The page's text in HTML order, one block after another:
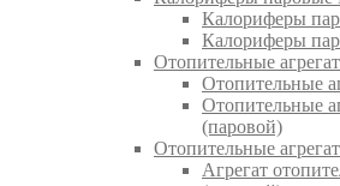
Калориферы
Калориферы
Отопительные
Отопительные
Отопительные
(паровой)
Отопительные
Агрегат